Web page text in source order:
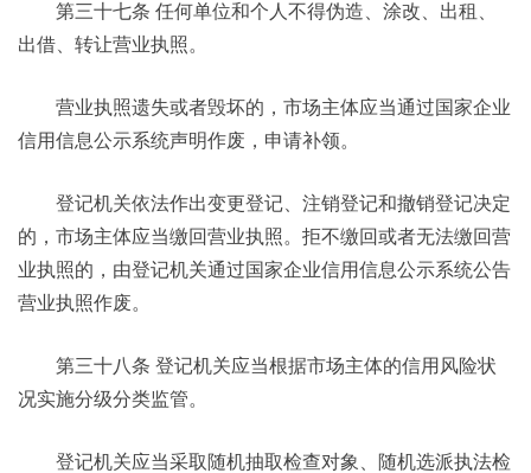
第三十七条 任何单位和个人不得伪造、涂改、出租、
出借、转让营业执照。
营业执照遗失或者毁坏的，市场主体应当通过国家企业
信用信息公示系统声明作废，申请补领。
登记机关依法作出变更登记、注销登记和撤销登记决定
的，市场主体应当缴回营业执照。拒不缴回或者无法缴回营
业执照的，由登记机关通过国家企业信用信息公示系统公告
营业执照作废。
第三十八条 登记机关应当根据市场主体的信用风险状
况实施分级分类监管。
登记机关应当采取随机抽取检查对象、随机选派执法检